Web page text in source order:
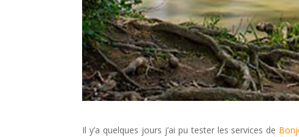
Il y’a quelques jours j’ai pu tester les services de